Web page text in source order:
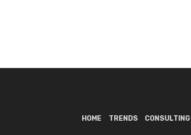
HOME TRENDS CONSULTING